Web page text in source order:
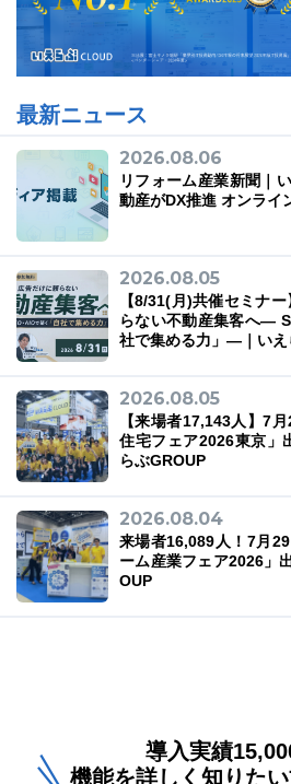
最新ニュース
2026.08.06
リフォーム産業新聞｜
動産がDX推進 オンライ
2026.08.05
【8/31(月)共催セミナ
らない不動産集客へ―
社で集める力」―｜いえ
2026.08.05
【来場者17,143人】7
住宅フェア2026東京」
らぶGROUP
2026.08.04
来場者16,089人！7月
ーム産業フェア2026」
OUP
導入実績
機能を詳しく知りたい